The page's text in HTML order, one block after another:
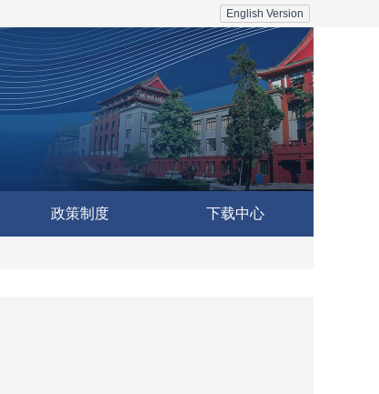
English Version
政策制度 下载中心